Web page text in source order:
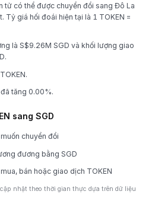
tử có thể được chuyển đổi sang Đô La
Tỷ giá hối đoái hiện tại là 1 TOKEN =
là S$9.26M SGD và khối lượng giao
tăng 0.00%.
sang SGD
chuyển đổi
đương bằng SGD
bán hoặc giao dịch TOKEN
nhật theo thời gian thực dựa trên dữ liệu